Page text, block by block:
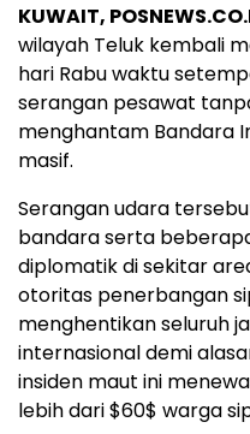
KUWAIT,
wilayah Teluk kembali
hari Rabu waktu
serangan pesawat
menghantam Bandara
masif.
Serangan udara
bandara serta
diplomatik di sekitar
otoritas penerbangan
menghentikan seluruh
internasional demi
insiden maut ini
lebih dari $60$ warga